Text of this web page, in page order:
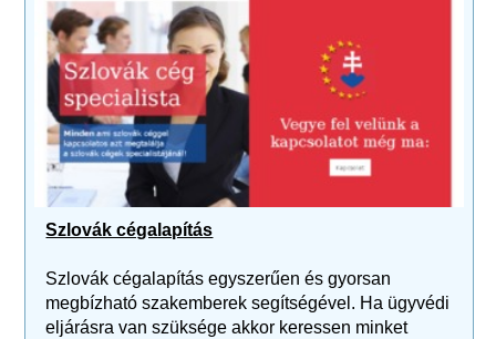
Szlovák cégalapítás
Szlovák cégalapítás egyszerűen és gyorsan
megbízható szakemberek segítségével. Ha ügyvédi
eljárásra van szüksége akkor keressen minket